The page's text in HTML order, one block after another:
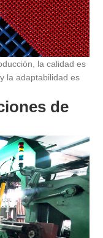
la calidad es
la adaptabilidad es
de